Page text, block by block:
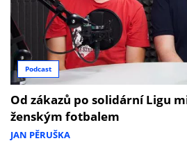
Podcast
Od zákazů po solidární Ligu
ženským fotbalem
JAN PĚRUŠKA